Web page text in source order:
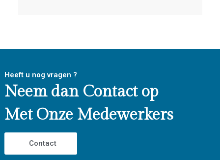
Heeft u nog vragen ?
Neem dan Contact op
Met Onze Medewerkers
Contact